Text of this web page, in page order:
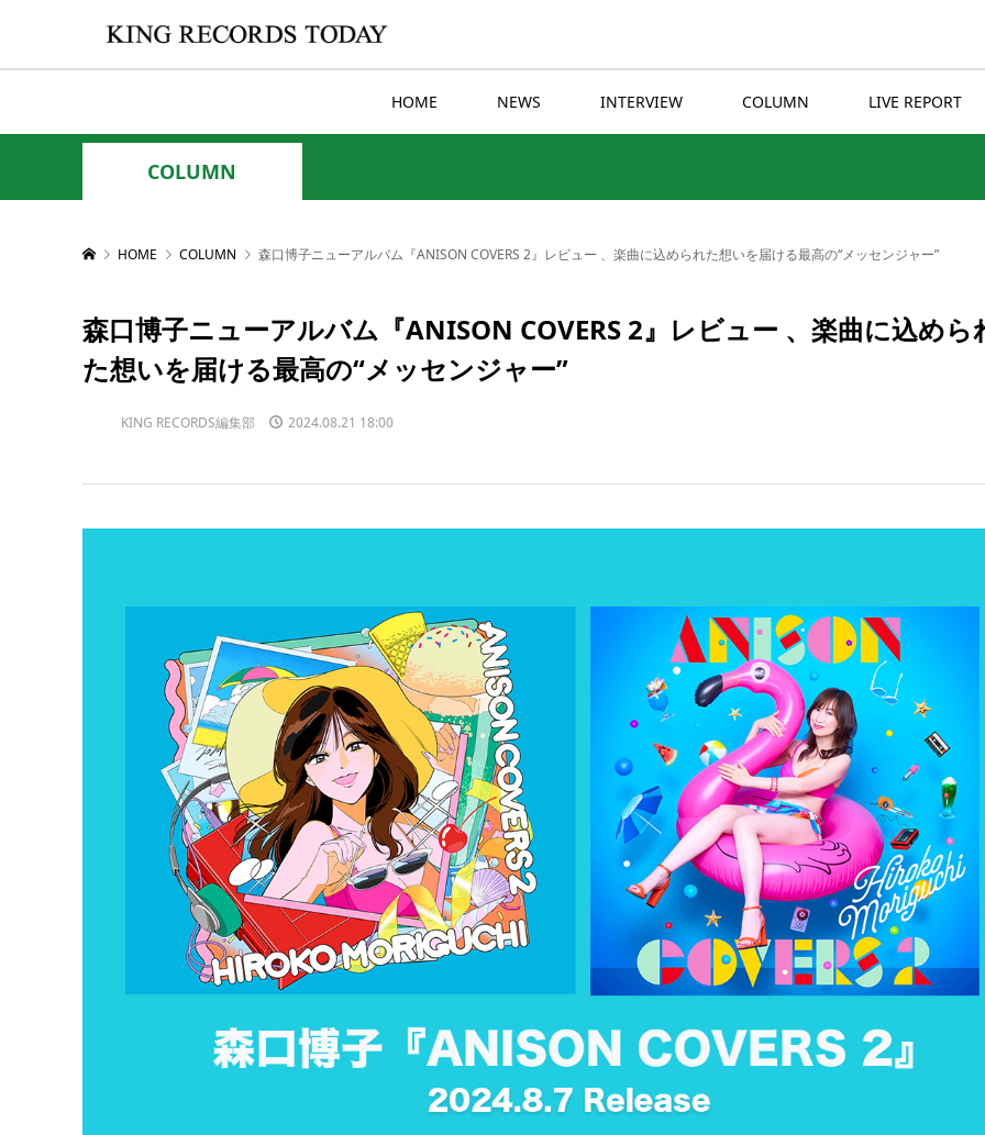
HOME NEWS INTERVIEW COLUMN LIVE REPORT
COLUMN
HOME COLUMN 森口博子ニューアルバム『ANISON COVERS 2』レビュー 、楽曲に込められた想いを届ける最高の“メッセンジャー”
森口博子ニューアルバム『ANISON COVERS 2』レビュー 、楽曲に込めら
た想いを届ける最高の“メッセンジャー”
KING RECORDS編集部 2024.08.21 18:00